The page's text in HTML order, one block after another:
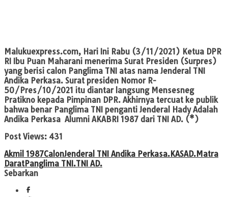
Malukuexpress.com, Hari Ini Rabu (3/11/2021) Ketua DPR
RI Ibu Puan Maharani menerima Surat Presiden (Surpres)
yang berisi calon Panglima TNI atas nama Jenderal TNI
Andika Perkasa. Surat presiden Nomor R-
50/Pres/10/2021 itu diantar langsung Mensesneg
Pratikno kepada Pimpinan DPR. Akhirnya tercuat ke publik
bahwa benar Panglima TNI penganti Jenderal Hady Adalah
Andika Perkasa Alumni AKABRI 1987 dari TNI AD. (*)
Post Views: 431
Akmil 1987CalonJenderal TNI Andika Perkasa.KASAD.Matra
DaratPanglima TNI.TNI AD.
Sebarkan